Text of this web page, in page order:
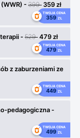
-399 359 zł
TWOJA CENA
359 ZŁ
-529479 zł
TWOJA CENA
479 ZŁ
z zaburzeniami ze
TWOJA CENA
449 ZŁ
pedagogiczna -
TWOJA CENA
499 ZŁ